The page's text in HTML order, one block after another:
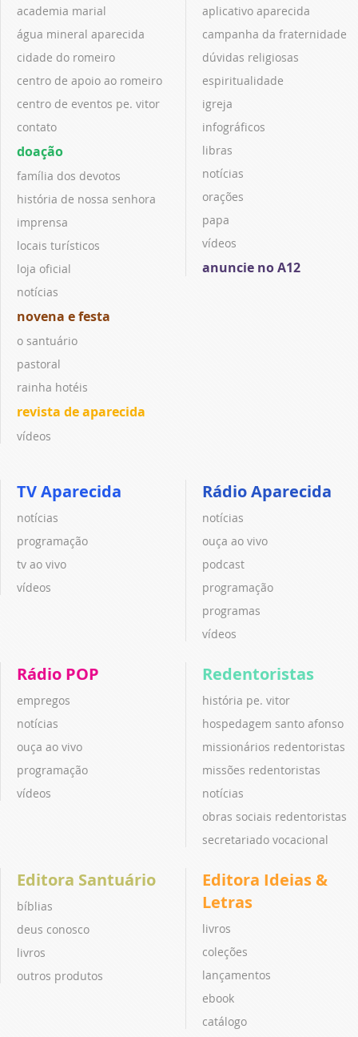
academia marial
água mineral aparecida
cidade do romeiro
centro de apoio ao romeiro
centro de eventos pe. vitor
contato
doação
família dos devotos
história de nossa senhora
imprensa
locais turísticos
loja oficial
notícias
novena e festa
o santuário
pastoral
rainha hotéis
revista de aparecida
vídeos
aplicativo aparecida
campanha da fraternidade
dúvidas religiosas
espiritualidade
igreja
infográficos
libras
notícias
orações
papa
vídeos
anuncie no A12
TV Aparecida
notícias
programação
tv ao vivo
vídeos
Rádio Aparecida
notícias
ouça ao vivo
podcast
programação
programas
vídeos
Rádio POP
empregos
notícias
ouça ao vivo
programação
vídeos
Redentoristas
história pe. vitor
hospedagem santo afonso
missionários redentoristas
missões redentoristas
notícias
obras sociais redentoristas
secretariado vocacional
Editora Santuário
bíblias
deus conosco
livros
outros produtos
Editora Ideias &
Letras
livros
coleções
lançamentos
ebook
catálogo